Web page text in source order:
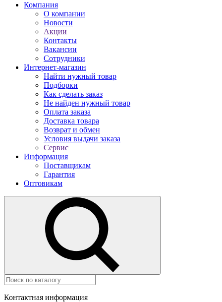
Компания
О компании
Новости
Акции
Контакты
Вакансии
Сотрудники
Интернет-магазин
Найти нужный товар
Подборки
Как сделать заказ
Не найден нужный товар
Оплата заказа
Доставка товара
Возврат и обмен
Условия выдачи заказа
Сервис
Информация
Поставщикам
Гарантия
Оптовикам
Контактная информация